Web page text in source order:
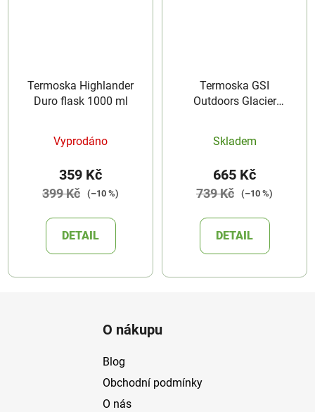
Termoska Highlander
Duro flask 1000 ml
Vyprodáno
359 Kč
399 Kč (–10 %)
DETAIL
Termoska GSI
Outdoors Glacier
Skladem
665 Kč
739 Kč (–10 %)
DETAIL
O nákupu
Blog
Obchodní podmínky
O nás